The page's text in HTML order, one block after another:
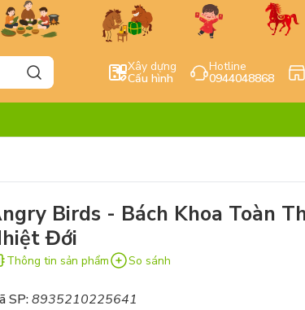
Xây dựng
Cấu hình
Hotline
0944048868
Birds - Bách Khoa Toàn
Đới
Thông tin sản phẩm So sánh
SP:8935210225641